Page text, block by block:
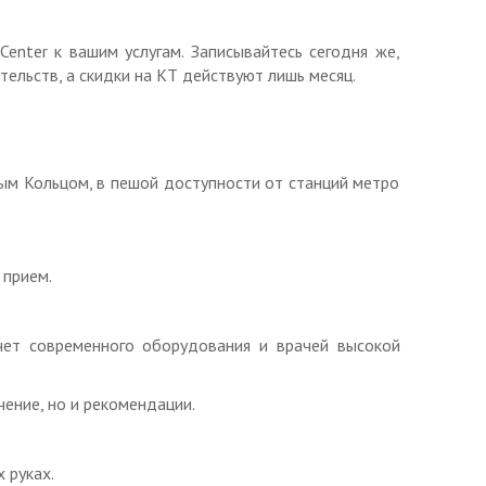
шеи.
пробами.
позвоночника.
позвоночника.
конечностей:
к вашим услугам. Записывайтесь сегодня же,
а скидки на КТ действуют лишь месяц.
Кольцом, в пешой доступности от станций метро
современного оборудования и врачей высокой
но и рекомендации.